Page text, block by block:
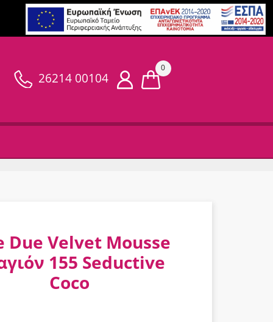
26214 00104
0
Due Velvet Mousse
155 Seductive
Coco